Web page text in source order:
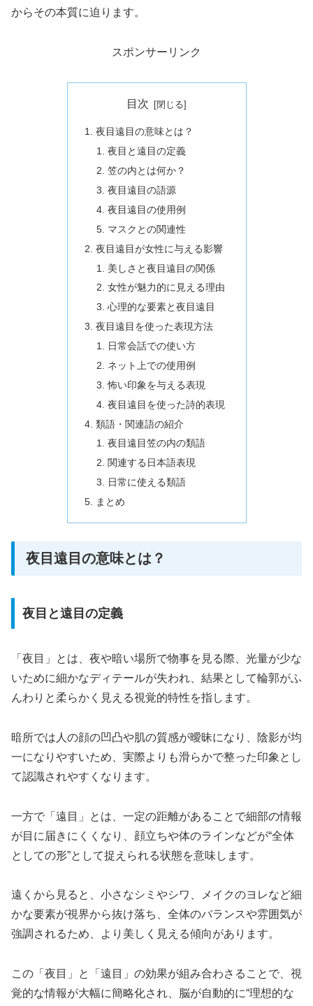
からその本質に迫ります。
スポンサーリンク
目次
夜目遠目の意味とは？
夜目と遠目の定義
笠の内とは何か？
夜目遠目の語源
夜目遠目の使用例
マスクとの関連性
夜目遠目が女性に与える影響
美しさと夜目遠目の関係
女性が魅力的に見える理由
心理的な要素と夜目遠目
夜目遠目を使った表現方法
日常会話での使い方
ネット上での使用例
怖い印象を与える表現
夜目遠目を使った詩的表現
類語・関連語の紹介
夜目遠目笠の内の類語
関連する日本語表現
日常に使える類語
まとめ
夜目遠目の意味とは？
夜目と遠目の定義
「夜目」とは、夜や暗い場所で物事を見る際、光量が少な
いために細かなディテールが失われ、結果として輪郭がふ
んわりと柔らかく見える視覚的特性を指します。
暗所では人の顔の凹凸や肌の質感が曖昧になり、陰影が均
一になりやすいため、実際よりも滑らかで整った印象とし
て認識されやすくなります。
一方で「遠目」とは、一定の距離があることで細部の情報
が目に届きにくくなり、顔立ちや体のラインなどが“全体
としての形”として捉えられる状態を意味します。
遠くから見ると、小さなシミやシワ、メイクのヨレなど細
かな要素が視界から抜け落ち、全体のバランスや雰囲気が
強調されるため、より美しく見える傾向があります。
この「夜目」と「遠目」の効果が組み合わさることで、視
覚的な情報が大幅に簡略化され、脳が自動的に“理想的な